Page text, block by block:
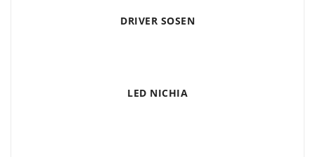
DRIVER SOSEN
LED NICHIA